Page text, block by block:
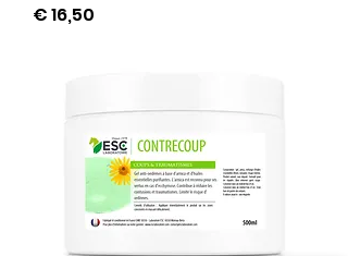
Prijs
€ 16,50